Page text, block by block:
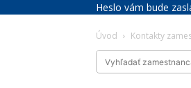
Heslo vám bude
Úvod Kontakty